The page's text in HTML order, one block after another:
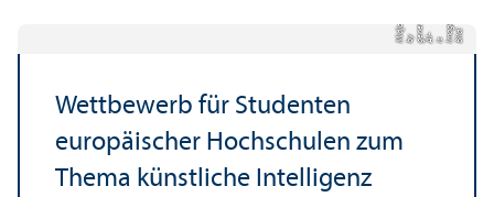
Bil d:
I
m a
g
ei
s AI- g
e n
e
ra
t
e
d b
y Mi dj
o
ur
n
e
y
Wettbewerb für Studenten
europäischer Hochschulen zum
Thema künstliche Intelligenz